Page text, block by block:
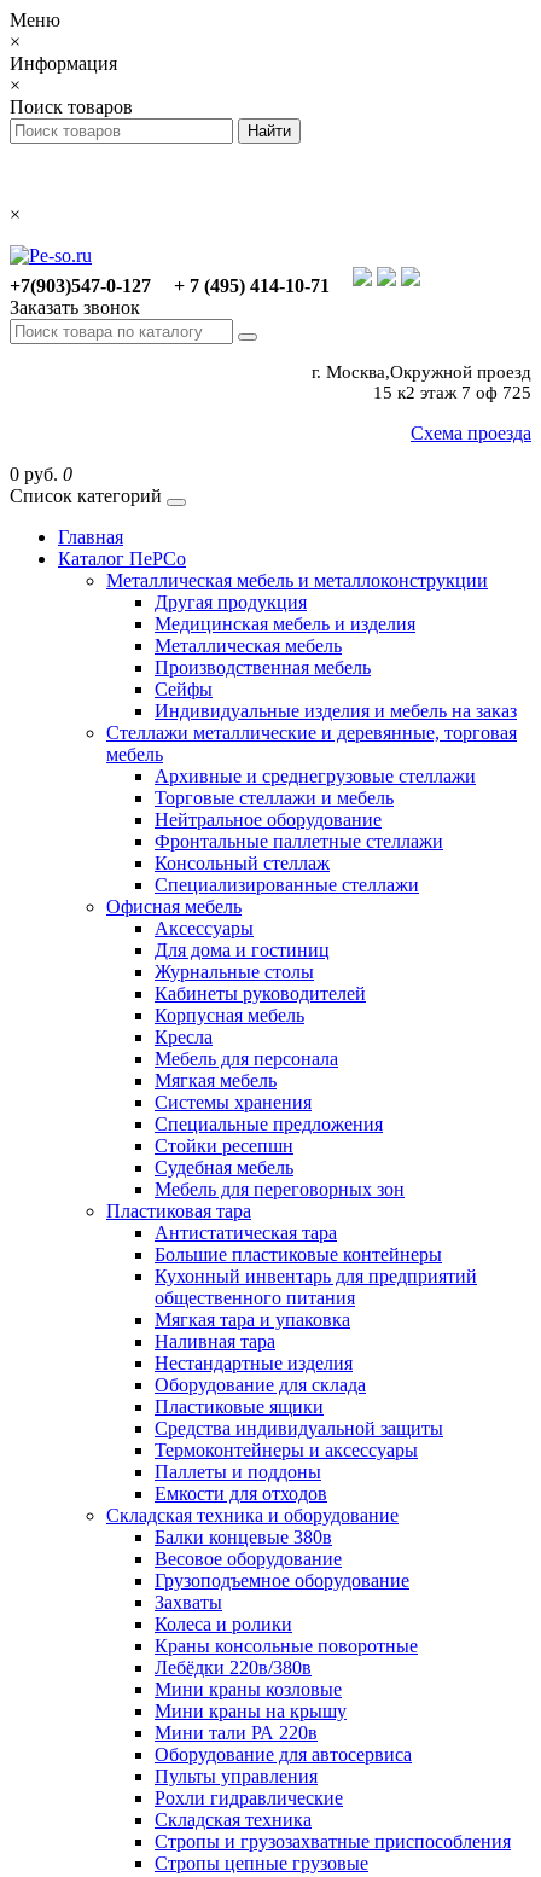
Меню
×
Информация
×
Поиск товаров
×
+7(903)547-0-127
+ 7 (495) 414-10-71
Заказать звонок
г. Москва,Окружной проезд
15 к2 этаж 7 оф 725
Схема проезда
0 руб. 0
Список категорий
Главная
Каталог ПеРСо
Металлическая мебель и металлоконструкции
Другая продукция
Медицинская мебель и изделия
Металлическая мебель
Производственная мебель
Сейфы
Индивидуальные изделия и мебель на заказ
Стеллажи металлические и деревянные, торговая
мебель
Архивные и среднегрузовые стеллажи
Торговые стеллажи и мебель
Нейтральное оборудование
Фронтальные паллетные стеллажи
Консольный стеллаж
Специализированные стеллажи
Офисная мебель
Аксессуары
Для дома и гостиниц
Журнальные столы
Кабинеты руководителей
Корпусная мебель
Кресла
Мебель для персонала
Мягкая мебель
Системы хранения
Специальные предложения
Стойки ресепшн
Судебная мебель
Мебель для переговорных зон
Пластиковая тара
Антистатическая тара
Большие пластиковые контейнеры
Кухонный инвентарь для предприятий
общественного питания
Мягкая тара и упаковка
Наливная тара
Нестандартные изделия
Оборудование для склада
Пластиковые ящики
Средства индивидуальной защиты
Термоконтейнеры и аксессуары
Паллеты и поддоны
Емкости для отходов
Складская техника и оборудование
Балки концевые 380в
Весовое оборудование
Грузоподъемное оборудование
Захваты
Колеса и ролики
Краны консольные поворотные
Лебёдки 220в/380в
Мини краны козловые
Мини краны на крышу
Мини тали РА 220в
Оборудование для автосервиса
Пульты управления
Рохли гидравлические
Складская техника
Стропы и грузозахватные приспособления
Стропы цепные грузовые